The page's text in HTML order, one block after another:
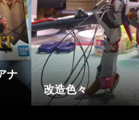
ナ
改造色々